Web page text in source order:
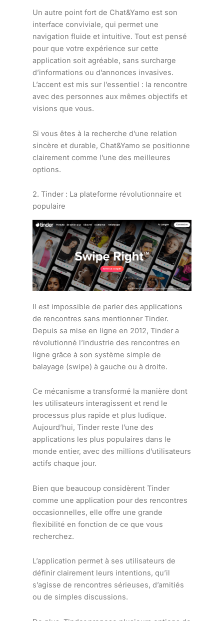
Un autre point fort de Chat&Yamo est son
interface conviviale, qui permet une
navigation fluide et intuitive. Tout est pensé
pour que votre expérience sur cette
application soit agréable, sans surcharge
d’informations ou d’annonces invasives.
L’accent est mis sur l’essentiel : la rencontre
avec des personnes aux mêmes objectifs et
visions que vous.
Si vous êtes à la recherche d’une relation
sincère et durable, Chat&Yamo se positionne
clairement comme l’une des meilleures
options.
2. Tinder : La plateforme révolutionnaire et
populaire
Il est impossible de parler des applications
de rencontres sans mentionner Tinder.
Depuis sa mise en ligne en 2012, Tinder a
révolutionné l’industrie des rencontres en
ligne grâce à son système simple de
balayage (swipe) à gauche ou à droite.
Ce mécanisme a transformé la manière dont
les utilisateurs interagissent et rend le
processus plus rapide et plus ludique.
Aujourd’hui, Tinder reste l’une des
applications les plus populaires dans le
monde entier, avec des millions d’utilisateurs
actifs chaque jour.
Bien que beaucoup considèrent Tinder
comme une application pour des rencontres
occasionnelles, elle offre une grande
flexibilité en fonction de ce que vous
recherchez.
L’application permet à ses utilisateurs de
définir clairement leurs intentions, qu’il
s’agisse de rencontres sérieuses, d’amitiés
ou de simples discussions.